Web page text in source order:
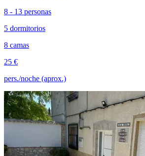
8 - 13 personas
5 dormitorios
8 camas
25 €
pers./noche (aprox.)